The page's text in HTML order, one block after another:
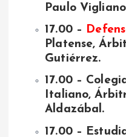
Paulo
17.00 –
Platense,
Gutiérrez.
17.00 –
Italiano,
Aldazábal.
17.00 –